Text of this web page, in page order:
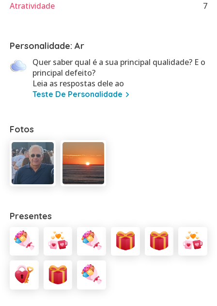
Atratividade
7
Personalidade: Ar
Quer saber qual é a sua principal qualidade? E o
principal defeito?
Leia as respostas dele ao
Teste De Personalidade
Fotos
Presentes